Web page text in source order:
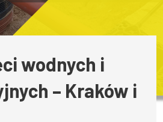
wodnych i
– Kraków i